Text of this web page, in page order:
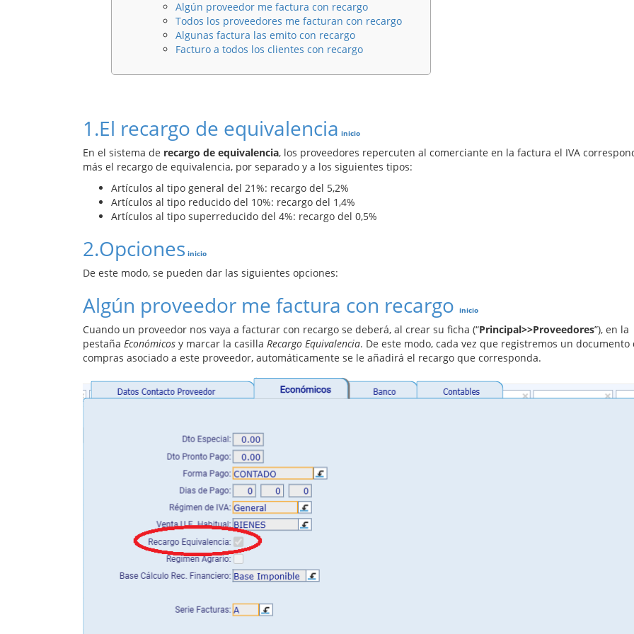
Algún proveedor me factura con recargo
Todos los proveedores me facturan con recargo
Algunas factura las emito con recargo
Facturo a todos los clientes con recargo
1.El recargo de equivalencia inicio
En el sistema de recargo de equivalencia, los proveedores repercuten al comerciante en la factura el IVA
más el recargo de equivalencia, por separado y a los siguientes tipos:
Artículos al tipo general del 21%: recargo del 5,2%
Artículos al tipo reducido del 10%: recargo del 1,4%
Artículos al tipo superreducido del 4%: recargo del 0,5%
2.Opciones inicio
De este modo, se pueden dar las siguientes opciones:
Algún proveedor me factura con recargo inicio
Cuando un proveedor nos vaya a facturar con recargo se deberá, al crear su ficha (“Principal>>Proveedores”), en la
pestaña Económicos y marcar la casilla Recargo Equivalencia. De este modo, cada vez que registremos un documento
compras asociado a este proveedor, automáticamente se le añadirá el recargo que corresponda.